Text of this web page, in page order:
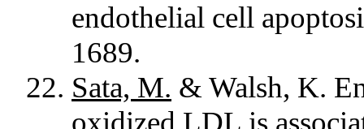
endothelial cell
1689.
Sata, M. & Walsh, K.
oxidized LDL is